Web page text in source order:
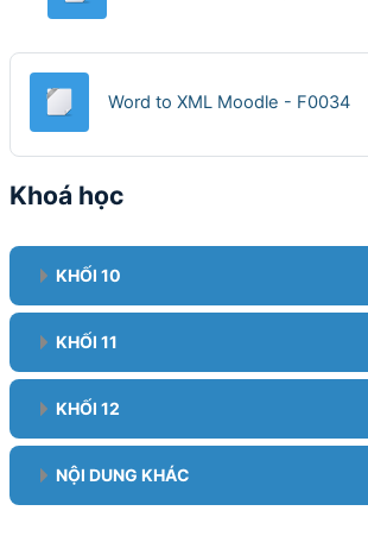
Word to XML Moodle - F0034File
Khoá học
KHỐI 10
KHỐI 11
KHỐI 12
NỘI DUNG KHÁC